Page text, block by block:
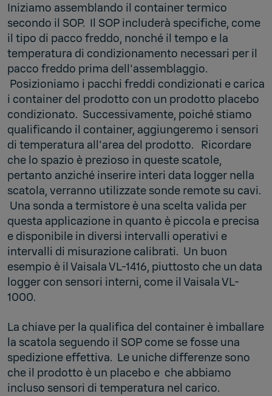
Iniziamo assemblando il container termico
secondo il SOP. Il SOP includerà specifiche, come
il tipo di pacco freddo, nonché il tempo e la
temperatura di condizionamento necessari per il
pacco freddo prima dell'assemblaggio.
Posizioniamo i pacchi freddi condizionati e carica
i container del prodotto con un prodotto placebo
condizionato. Successivamente, poiché stiamo
qualificando il container, aggiungeremo i sensori
di temperatura all'area del prodotto. Ricordare
che lo spazio è prezioso in queste scatole,
pertanto anziché inserire interi data logger nella
scatola, verranno utilizzate sonde remote su cavi.
Una sonda a termistore è una scelta valida per
questa applicazione in quanto è piccola e precisa
e disponibile in diversi intervalli operativi e
intervalli di misurazione calibrati. Un buon
esempio è il Vaisala VL-1416, piuttosto che un data
logger con sensori interni, come il Vaisala VL-
1000.
La chiave per la qualifica del container è imballare
la scatola seguendo il SOP come se fosse una
spedizione effettiva. Le uniche differenze sono
che il prodotto è un placebo e che abbiamo
incluso sensori di temperatura nel carico.